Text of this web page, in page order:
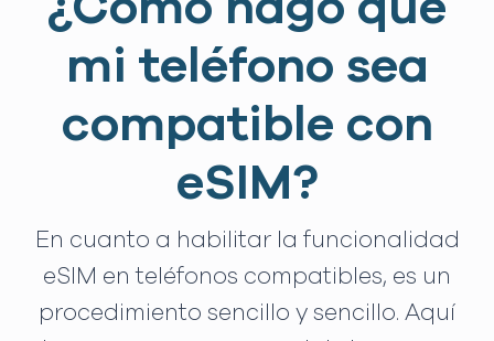
mi teléfono sea
compatible con
eSIM?
En cuanto a habilitar la funcionalidad
eSIM en teléfonos compatibles, es un
procedimiento sencillo y sencillo. Aquí